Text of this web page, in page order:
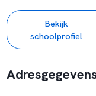
betrokkenheid.
Bekijk
schoolprofiel